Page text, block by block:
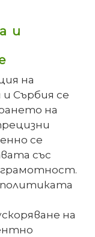
и
на
Сърбия се
на
се
със
на